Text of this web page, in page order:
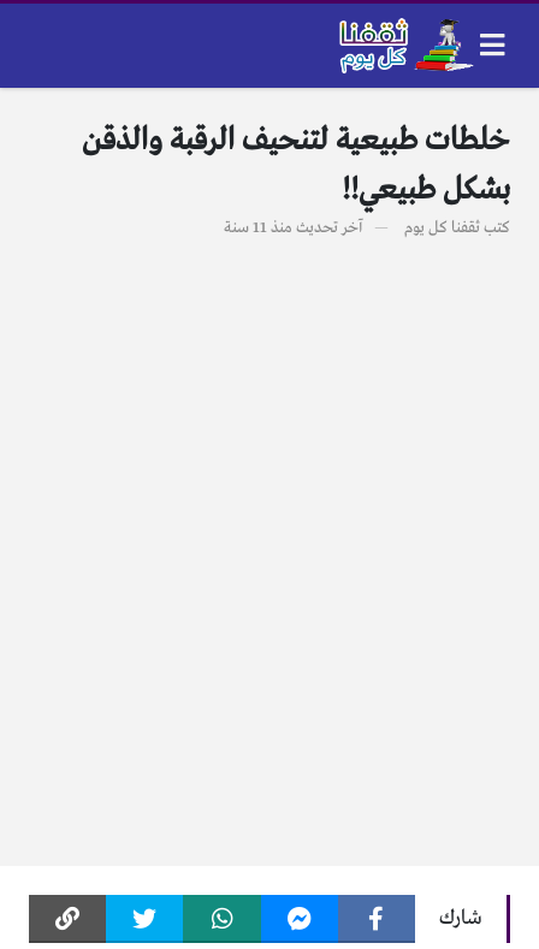
خلطات طبيعية لتنحيف الرقبة والذقن
بشكل طبيعي!!
كتبثقفنا كل يوم آخر تحديث منذ 11 سنة
شارك